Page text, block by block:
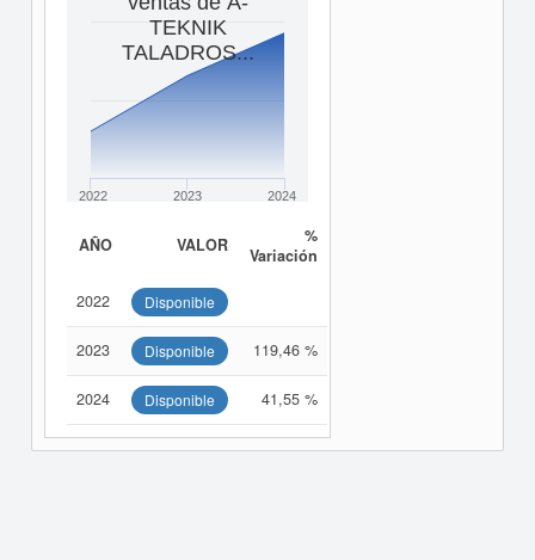
TEKNIK
TALADROS...
2022 2023 2024
AÑO VALOR
%
Variación
2022 Disponible
2023 Disponible 119,46 %
2024 Disponible 41,55 %